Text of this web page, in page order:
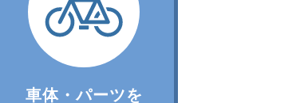
車体・パーツを